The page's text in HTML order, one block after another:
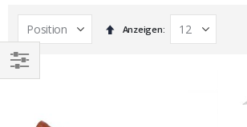
In
absteigender
Anzeigen
EINKAUFEN